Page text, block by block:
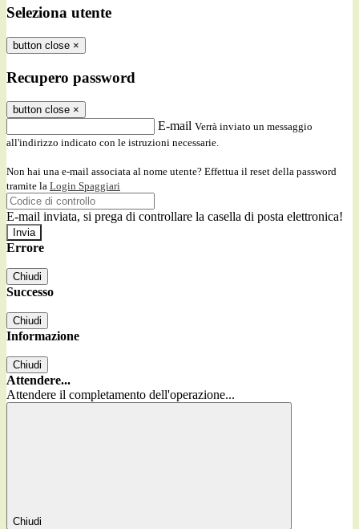
Seleziona utente
button close ×
Recupero password
button close ×
E-mail Verrà inviato un messaggio
all'indirizzo indicato con le istruzioni necessarie.
Non hai una e-mail associata al nome utente? Effettua il reset della password
tramite la Login Spaggiari
E-mail inviata, si prega di controllare la casella di posta elettronica!
Errore
Chiudi
Successo
Chiudi
Informazione
Chiudi
Attendere...
Attendere il completamento dell'operazione...
Chiudi